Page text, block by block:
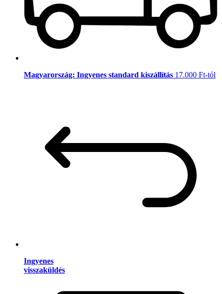
Magyarország: Ingyenes standard kiszállítás 17.000 Ft-tól
Ingyenes
visszaküldés